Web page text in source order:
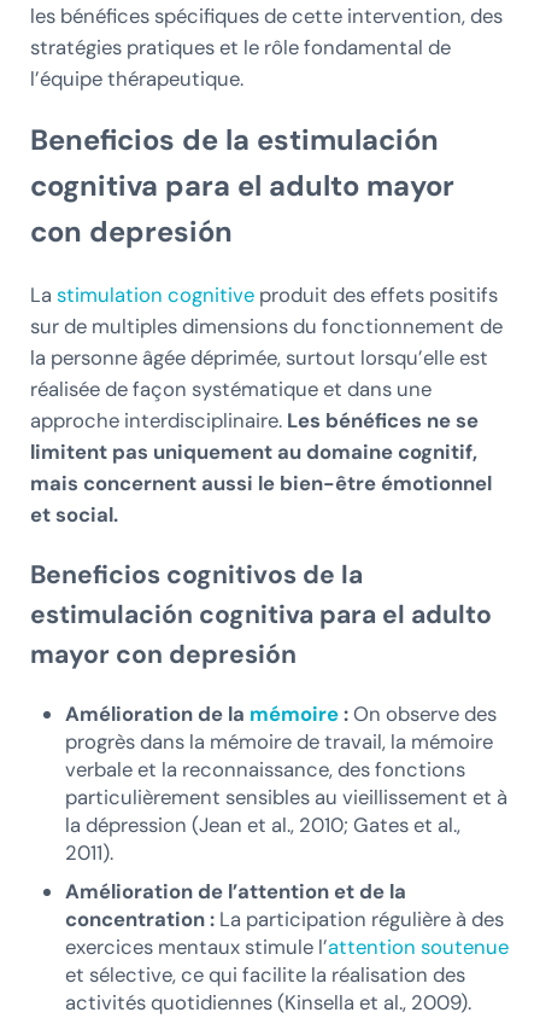
les bénéfices spécifiques de cette intervention, des
stratégies pratiques et le rôle fondamental de
l’équipe thérapeutique.
Beneficios de la estimulación
cognitiva para el adulto mayor
con depresión
La stimulation cognitiveproduit des effets positifs
sur de multiples dimensions du fonctionnement de
la personne âgée déprimée, surtout lorsqu’elle est
réalisée de façon systématique et dans une
approche interdisciplinaire. Les bénéfices ne se
limitent pas uniquement au domaine cognitif,
mais concernent aussi le bien-être émotionnel
et social.
Beneficios cognitivos de la
estimulación cognitiva para el adulto
mayor con depresión
Amélioration de la mémoire:On observe des
progrès dans la mémoire de travail, la mémoire
verbale et la reconnaissance, des fonctions
particulièrement sensibles au vieillissement et à
la dépression (Jean et al., 2010; Gates et al.,
2011).
Amélioration de l’attention et de la
concentration : La participation régulière à des
exercices mentaux stimule l’attention soutenue
et sélective, ce qui facilite la réalisation des
activités quotidiennes (Kinsella et al., 2009).